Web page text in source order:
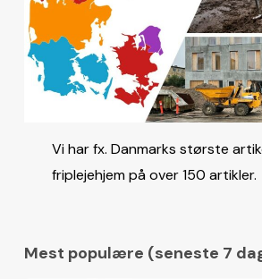
Vi har fx. Danmarks største
friplejehjem på over 150 artikler.
Mest populære (seneste 7